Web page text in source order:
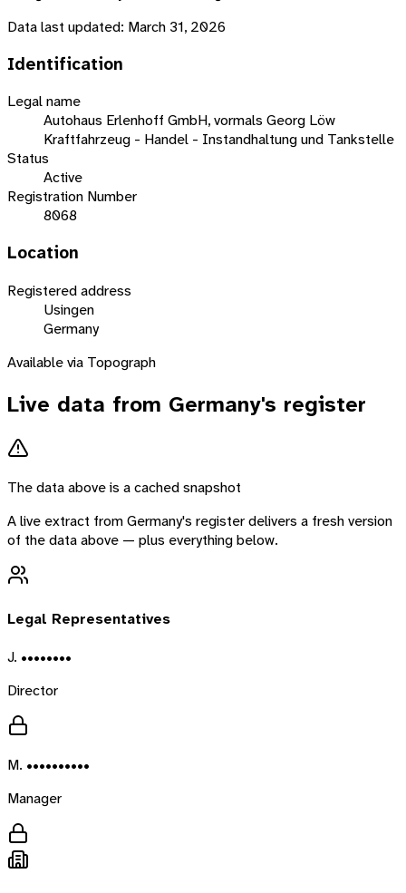
Data last updated: March 31, 2026
Identification
Legal name
Autohaus Erlenhoff GmbH, vormals Georg Löw
Kraftfahrzeug - Handel - Instandhaltung und Tankstelle
Status
Active
Registration Number
8068
Location
Registered address
Usingen
Germany
Available via Topograph
Live data from Germany's register
The data above is a cached snapshot
A live extract fromGermany's register delivers a fresh version
of the data above — plus everything below.
Legal Representatives
J. ••••••••
Director
M. ••••••••••
Manager